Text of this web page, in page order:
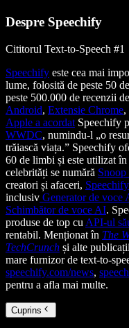
Despre Speechify
Cititorul Text-to-Speech #1
Speechify este cea mai
lume, folosită de peste 50
peste 500.000 de recenzii
Android, Extensie Chrome,
Apple a acordat Speechify
WWDC, numindu-l „o
trăiască viața.” Speechify
60 de limbi și este utilizat
celebrități se numără
creatori și afaceri,
inclusiv Generator de voce
Schimbător de voce AI.
produse de top cu API-ul
rentabil. Menționat în The
TechCrunch și alte
mare furnizor de text-to-
speechify.com/news,
pentru a afla mai multe.
Cuprins